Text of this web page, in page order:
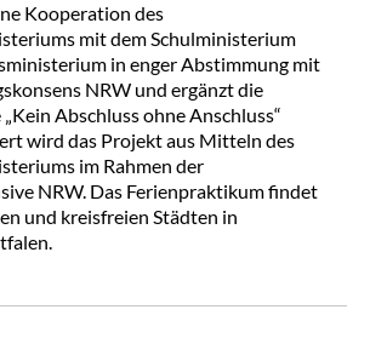
Kooperation des
mit dem Schulministerium
in enger Abstimmung mit
NRW und ergänzt die
Abschluss ohne Anschluss“
wird das Projekt aus Mitteln des
im Rahmen der
NRW. Das Ferienpraktikum findet
und kreisfreien Städten in